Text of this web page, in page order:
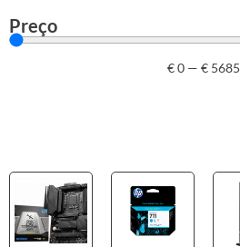
Mais acessórios USB
HP
Outros acessórios de informática
Preço
€0 — € 5685